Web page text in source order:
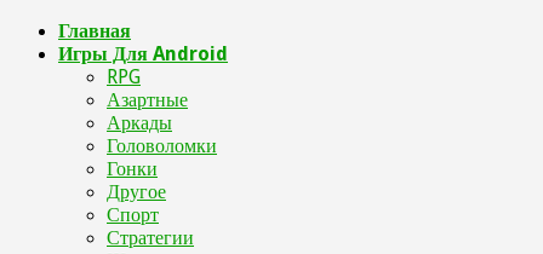
Главная
Игры Для Android
RPG
Азартные
Аркады
Головоломки
Гонки
Другое
Спорт
Стратегии